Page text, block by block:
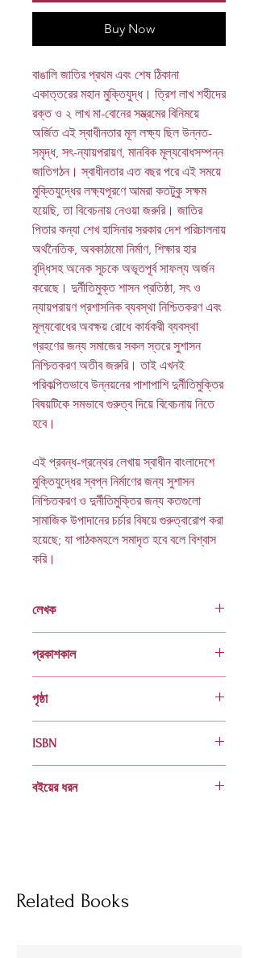
Buy Now
বাঙালি জাতির প্রথম এবং শেষ ঠিকানা
একাত্তরের মহান মুক্তিযুদ্ধ। ত্রিশ লাখ শহীদের
রক্ত ও ২ লাখ মা-বোনের সম্ভ্রমের বিনিময়ে
অর্জিত এই স্বাধীনতার মূল লক্ষ্য ছিল উন্নত-
সমৃদ্ধ, সৎ-ন্যায়পরায়ণ, মানবিক মূল্যবোধসম্পন্ন
জাতিগঠন। স্বাধীনতার এত বছর পরে এই সময়ে
মুক্তিযুদ্ধের লক্ষ্যপূরণে আমরা কতটুকু সক্ষম
হয়েছি, তা বিবেচনায় নেওয়া জরুরি। জাতির
পিতার কন্যা শেখ হাসিনার সরকার দেশ পরিচালনায়
অর্থনৈতিক, অবকাঠামো নির্মাণ, শিক্ষার হার
বৃদ্ধিসহ অনেক সূচকে অভূতপূর্ব সাফল্য অর্জন
করেছে। দুর্নীতিমুক্ত শাসন প্রতিষ্ঠা, সৎ ও
ন্যায়পরায়ণ প্রশাসনিক ব্যবস্থা নিশ্চিতকরণ এবং
মূল্যবোধের অবক্ষয় রোধে কার্যকরী ব্যবস্থা
গ্রহণের জন্য সমাজের সকল স্তরে সুশাসন
নিশ্চিতকরণ অতীব জরুরি। তাই এখনই
পরিকল্পিতভাবে উন্নয়নের পাশাপাশি দুর্নীতিমুক্তির
বিষয়টিকে সমভাবে গুরুত্ব দিয়ে বিবেচনায় নিতে
হবে।
এই প্রবন্ধ-গ্রন্থের লেখায় স্বাধীন বাংলাদেশে
মুক্তিযুদ্ধের স্বপ্ন নির্মাণের জন্য সুশাসন
নিশ্চিতকরণ ও দুর্নীতিমুক্তির জন্য কতগুলো
সামাজিক উপাদানের চর্চার বিষয়ে গুরুত্বারোপ করা
হয়েছে; যা পাঠকমহলে সমাদৃত হবে বলে বিশ্বাস
করি।
লেখক
প্রকাশকাল
পৃষ্ঠা
ISBN
বইয়ের ধরন
Related Books